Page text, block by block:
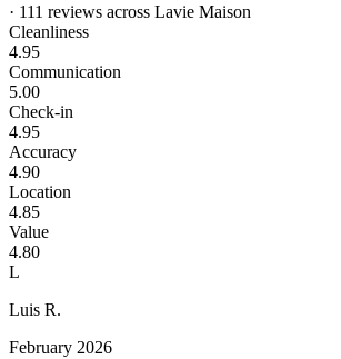
· 111 reviews across Lavie Maison
Cleanliness
4.95
Communication
5.00
Check-in
4.95
Accuracy
4.90
Location
4.85
Value
4.80
L
Luis R.
February 2026